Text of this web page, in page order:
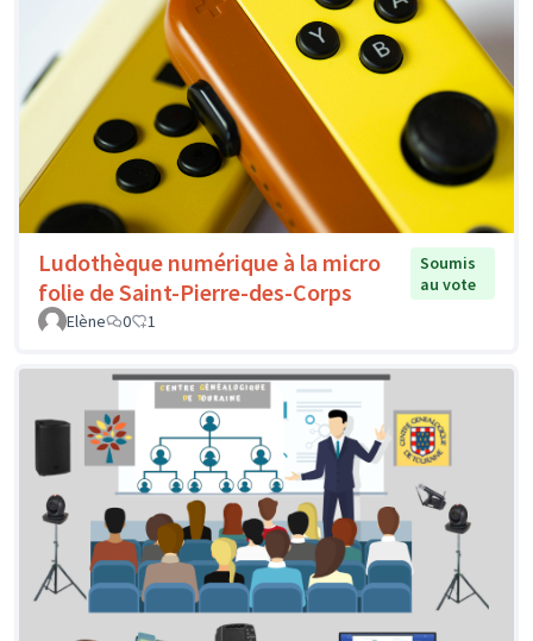
Ludothèque numérique à la micro
folie de Saint-Pierre-des-Corps
Soumis
au vote
Elène
0 1